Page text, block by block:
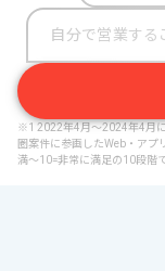
自分で営業す
※1 2022年4月～2024年4月
圏案件に参画したWeb・ア
満〜10=非常に満足の10段階